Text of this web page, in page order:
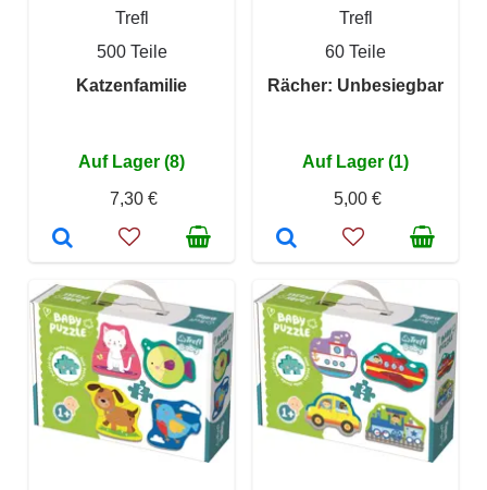
Trefl
500 Teile
Katzenfamilie
Auf Lager (8)
7,30 €
Trefl
60 Teile
Rächer: Unbesiegbar
Auf Lager (1)
5,00 €